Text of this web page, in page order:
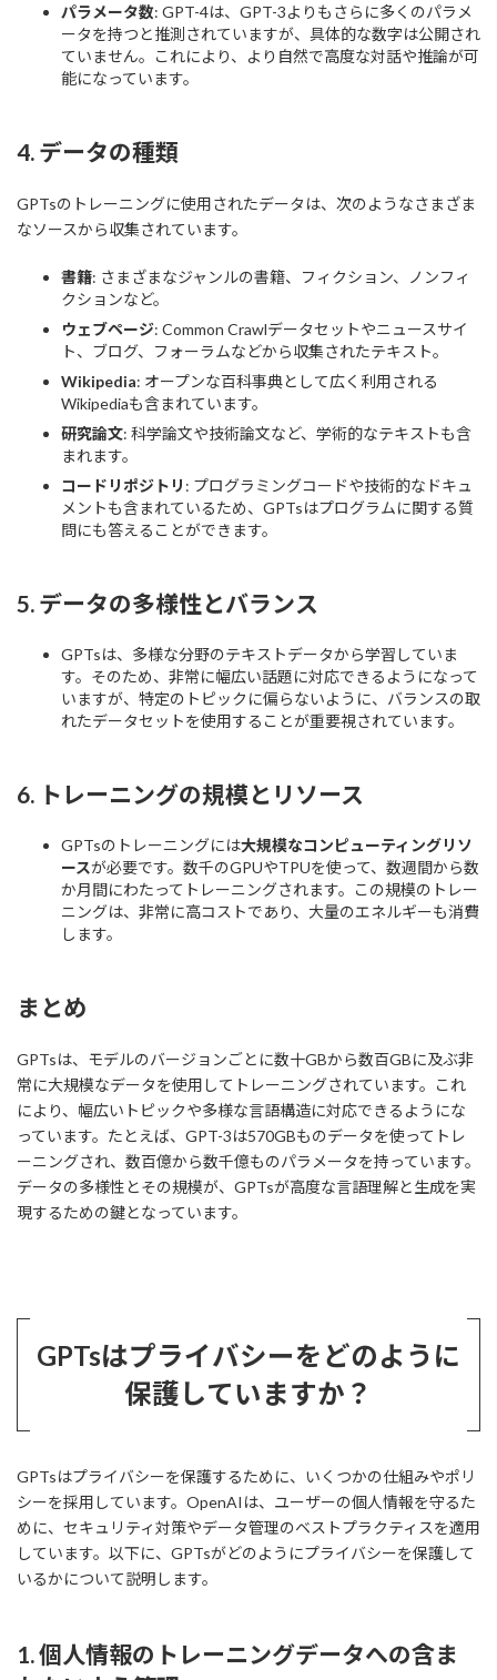
パラメータ数: GPT-4は、GPT-3よりもさらに多くのパラメ
ータを持つと推測されていますが、具体的な数字は公開され
ていません。これにより、より自然で高度な対話や推論が可
能になっています。
4. データの種類
GPTsのトレーニングに使用されたデータは、次のようなさまざま
なソースから収集されています。
書籍: さまざまなジャンルの書籍、フィクション、ノンフィ
クションなど。
ウェブページ: Common Crawlデータセットやニュースサイ
ト、ブログ、フォーラムなどから収集されたテキスト。
Wikipedia: オープンな百科事典として広く利用される
Wikipediaも含まれています。
研究論文: 科学論文や技術論文など、学術的なテキストも含
まれます。
コードリポジトリ : プログラミングコードや技術的なドキュ
メントも含まれているため、GPTsはプログラムに関する質
問にも答えることができます。
5. データの多様性とバランス
GPTsは、多様な分野のテキストデータから学習していま
す。そのため、非常に幅広い話題に対応できるようになって
いますが、特定のトピックに偏らないように、バランスの取
れたデータセットを使用することが重要視されています。
6. トレーニングの規模とリソース
GPTsのトレーニングには大規模なコンピューティングリソ
ースが必要です。数千のGPUやTPUを使って、数週間から数
か月間にわたってトレーニングされます。この規模のトレー
ニングは、非常に高コストであり、大量のエネルギーも消費
します。
まとめ
GPTsは、モデルのバージョンごとに数十GBから数百GBに及ぶ非
常に大規模なデータを使用してトレーニングされています。これ
により、幅広いトピックや多様な言語構造に対応できるようにな
っています。たとえば、GPT-3は570GBものデータを使ってトレ
ーニングされ、数百億から数千億ものパラメータを持っています。
データの多様性とその規模が、GPTsが高度な言語理解と生成を実
現するための鍵となっています。
GPTsはプライバシーをどのように
保護していますか？
GPTsはプライバシーを保護するために、いくつかの仕組みやポリ
シーを採用しています。OpenAIは、ユーザーの個人情報を守るた
めに、セキュリティ対策やデータ管理のベストプラクティスを適用
しています。以下に、GPTsがどのようにプライバシーを保護して
いるかについて説明します。
1.個人情報のトレーニングデータへの含ま